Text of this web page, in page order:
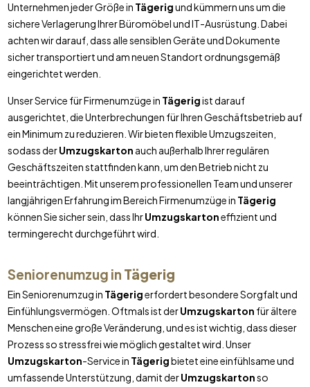
Unternehmen jeder Größe in Tägerigund kümmern uns um die
sichere Verlagerung Ihrer Büromöbel und IT-Ausrüstung. Dabei
achten wir darauf, dass alle sensiblen Geräte und Dokumente
sicher transportiert und am neuen Standort ordnungsgemäß
eingerichtet werden.
Unser Service für Firmenumzüge in Tägerigist darauf
ausgerichtet, die Unterbrechungen für Ihren Geschäftsbetrieb auf
ein Minimum zu reduzieren. Wir bieten flexible Umzugszeiten,
sodass derUmzugskarton auch außerhalb Ihrer regulären
Geschäftszeiten stattfinden kann, um den Betrieb nicht zu
beeinträchtigen. Mit unserem professionellen Team und unserer
langjährigen Erfahrung im Bereich Firmenumzüge in Tägerig
können Sie sicher sein, dass IhrUmzugskartoneffizient und
termingerecht durchgeführt wird.
Seniorenumzug in Tägerig
Ein Seniorenumzug in Tägerigerfordert besondere Sorgfalt und
Einfühlungsvermögen. Oftmals ist derUmzugskarton für ältere
Menschen eine große Veränderung, und es ist wichtig, dass dieser
Prozess so stressfrei wie möglich gestaltet wird. Unser
Umzugskarton-Service in Tägerigbietet eine einfühlsame und
umfassende Unterstützung, damit derUmzugskartonso